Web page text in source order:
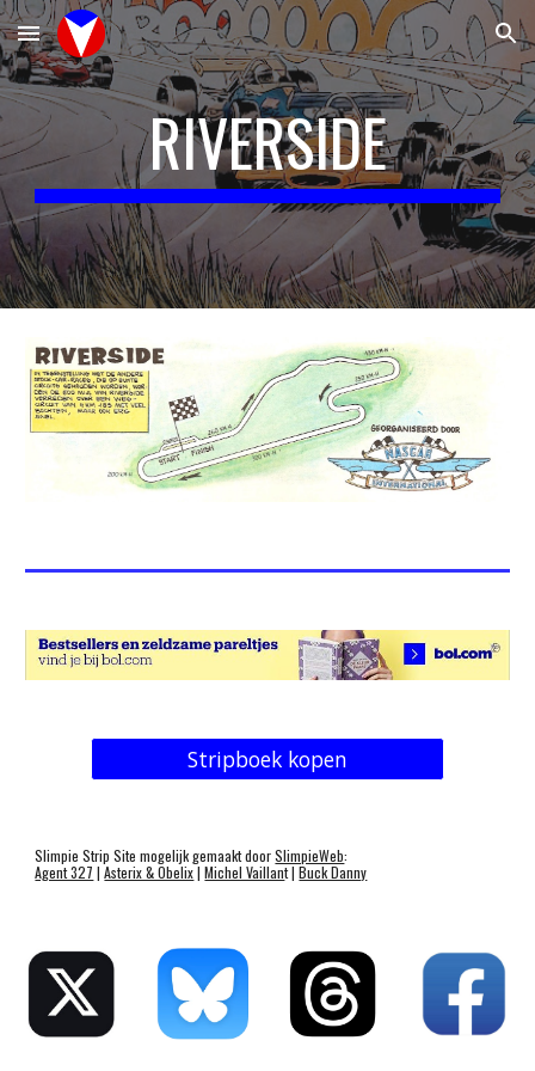
Skip to main content Skip to navigation
RIVERSIDE
Stripboek kopen
Slimpie Strip Site mogelijk gemaakt doorSlimpieWeb:
Agent 327 |Asterix & Obelix|Michel Vaillant |Buck Danny